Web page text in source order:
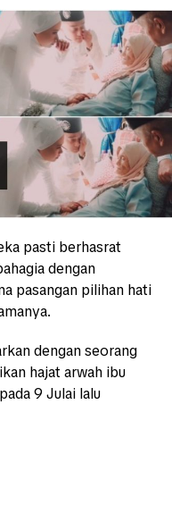
pasti berhasrat
dengan
pasangan pilihan hati
dengan seorang
hajat arwah ibu
9 Julai lalu